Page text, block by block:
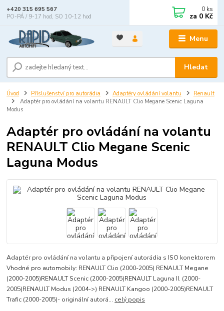
Menu
Hledat
+420 315 695 567
PO-PÁ / 9-17 hod, SO 10-12 hod
0 ks
za 0 Kč
Úvod Příslušenství pro autorádia Adaptéry ovládání volantu
Renault
Adaptér pro ovládání na volantu RENAULT Clio Megane Scenic Laguna
Modus
Adaptér pro ovládání na volantu
RENAULT Clio Megane Scenic
Laguna Modus
Adaptér pro ovládání na volantu a připojení autorádia s ISO konektorem
Vhodné pro automobily: RENAULT Clio (2000-2005) RENAULT Megane
(2000-2005)RENAULT Scenic (2000-2005)RENAULT Laguna II. (2000-
2005)RENAULT Modus (2004->) RENAULT Kangoo (2000-2005)RENAULT
Trafic (2000-2005)- originální autorá... celý popis